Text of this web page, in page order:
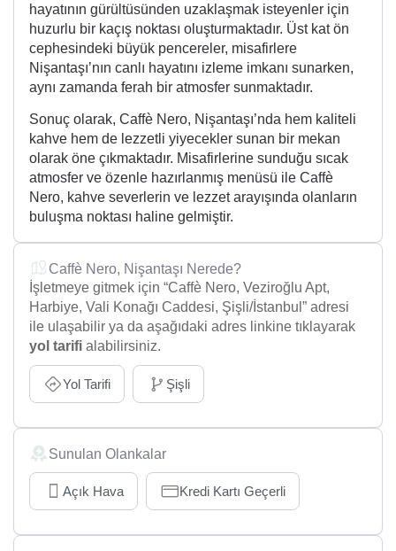
hayatının gürültüsünden uzaklaşmak isteyenler için
huzurlu bir kaçış noktası oluşturmaktadır. Üst kat ön
cephesindeki büyük pencereler, misafirlere
Nişantaşı’nın canlı hayatını izleme imkanı sunarken,
aynı zamanda ferah bir atmosfer sunmaktadır.
Sonuç olarak, Caffè Nero, Nişantaşı’nda hem kaliteli
kahve hem de lezzetli yiyecekler sunan bir mekan
olarak öne çıkmaktadır. Misafirlerine sunduğu sıcak
atmosfer ve özenle hazırlanmış menüsü ile Caffè
Nero, kahve severlerin ve lezzet arayışında olanların
buluşma noktası haline gelmiştir.
Caffè Nero, Nişantaşı Nerede?
İşletmeye gitmek için “Caffè Nero, Veziroğlu Apt,
Harbiye, Vali Konağı Caddesi, Şişli/İstanbul” adresi
ile ulaşabilir ya da aşağıdaki adres linkine tıklayarak
yol tarifi alabilirsiniz.
Yol Tarifi Şişli
Sunulan Olankalar
Açık Hava Kredi Kartı Geçerli